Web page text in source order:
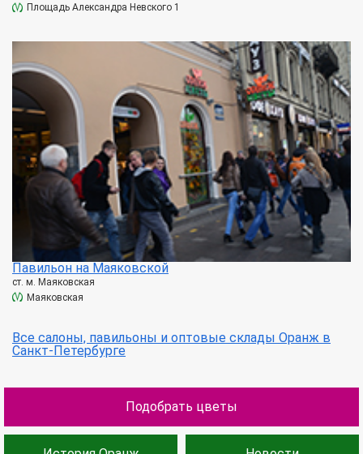
Площадь Александра Невского 1
Павильон на Маяковской
ст. м. Маяковская
Маяковская
Все салоны, павильоны и оптовые склады Оранж в
Санкт-Петербурге
Подобрать цветы